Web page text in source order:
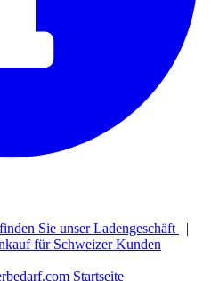
Sie unser Ladengeschäft
|
für Schweizer Kunden